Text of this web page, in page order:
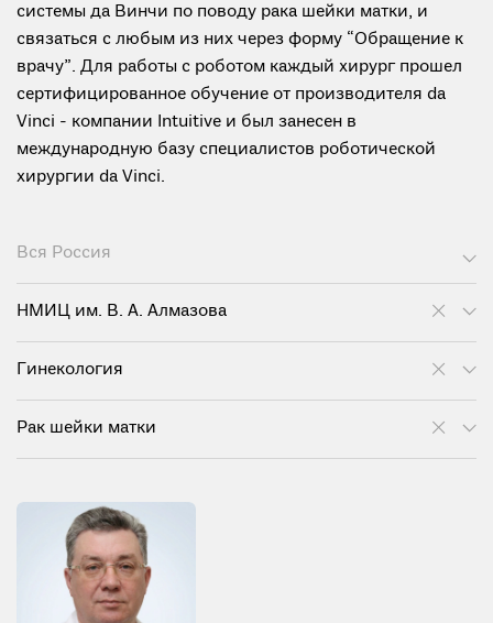
системы да Винчи по поводу рака шейки матки, и
связаться с любым из них через форму “Обращение к
врачу”. Для работы с роботом каждый хирург прошел
сертифицированное обучение от производителя da
Vinci - компании Intuitive и был занесен в
международную базу специалистов роботической
хирургии da Vinci.
Вся Россия
НМИЦ им. В. А. Алмазова
Гинекология
Рак шейки матки